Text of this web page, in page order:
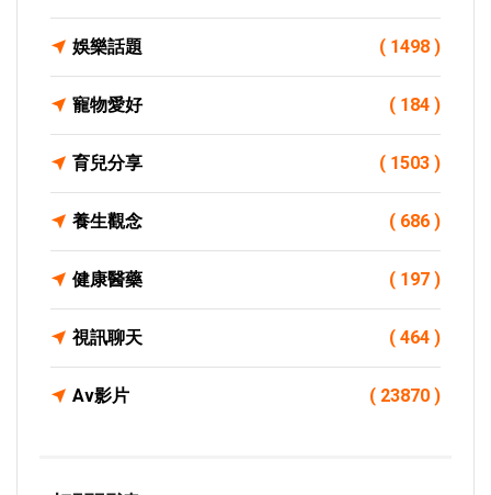
娛樂話題 ( 1498 )
寵物愛好 ( 184 )
育兒分享 ( 1503 )
養生觀念 ( 686 )
健康醫藥 ( 197 )
視訊聊天 ( 464 )
Av影片 ( 23870 )